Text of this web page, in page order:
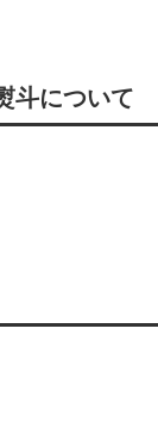
斗について